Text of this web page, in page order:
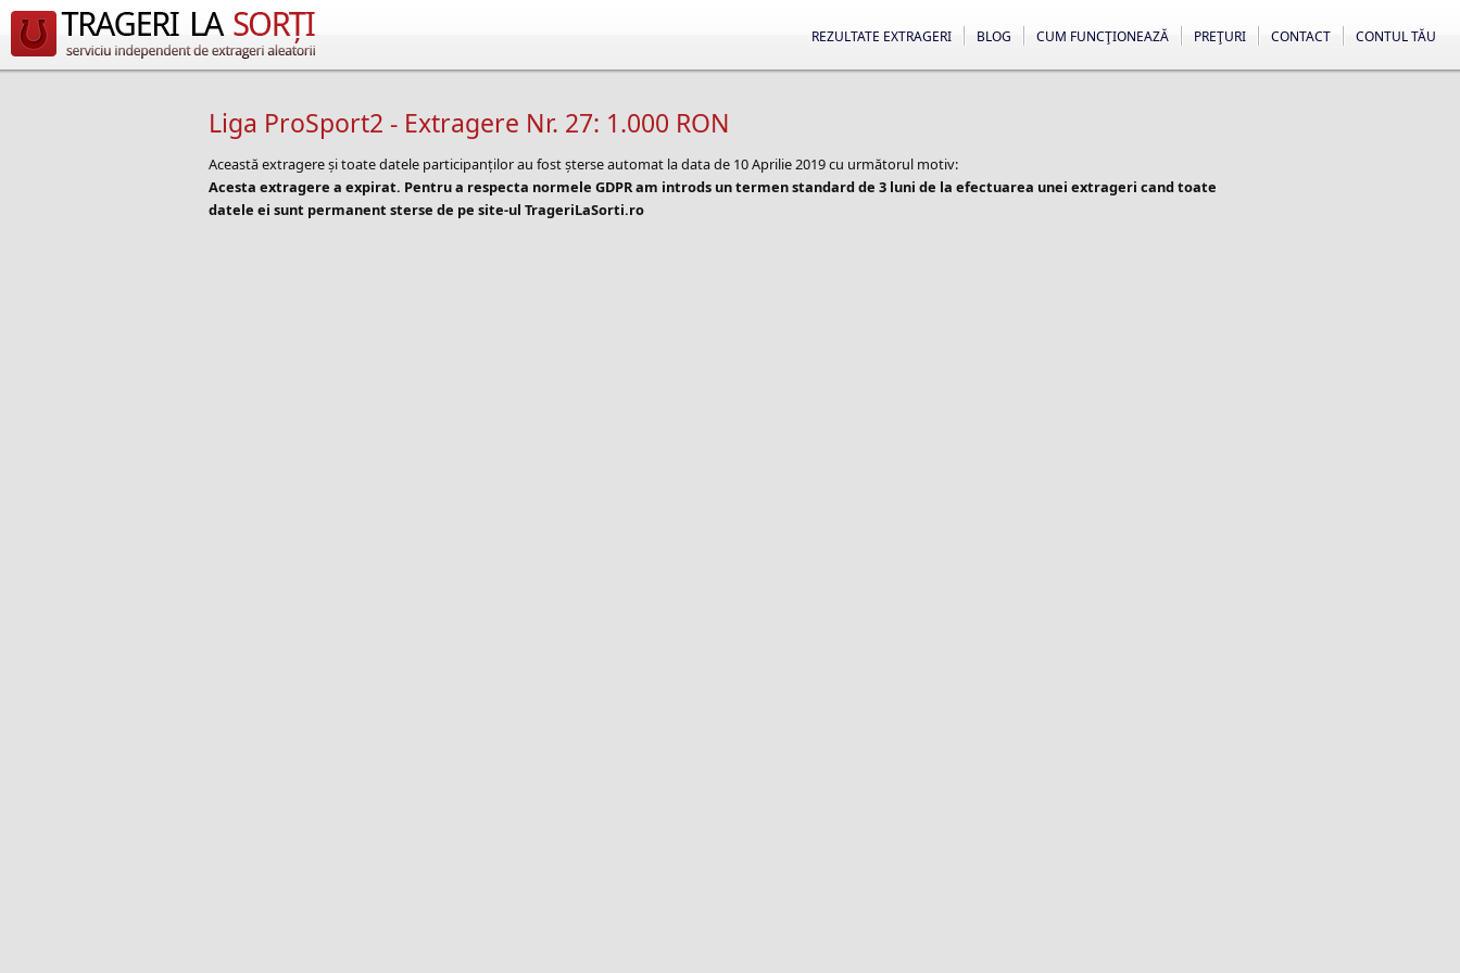
CONTUL TĂU
CONTACT
PREŢURI
CUM FUNCŢIONEAZĂ
BLOG
REZULTATE EXTRAGERI
Liga ProSport2 - Extragere Nr. 27: 1.000 RON
Această extragere și toate datele participanților au fost șterse automat la data de 10 Aprilie 2019 cu următorul motiv:
Acesta extragere a expirat. Pentru a respecta normele GDPR am introds un termen standard de 3 luni de la efectuarea unei extrageri cand toate
datele ei sunt permanent sterse de pe site-ul TrageriLaSorti.ro